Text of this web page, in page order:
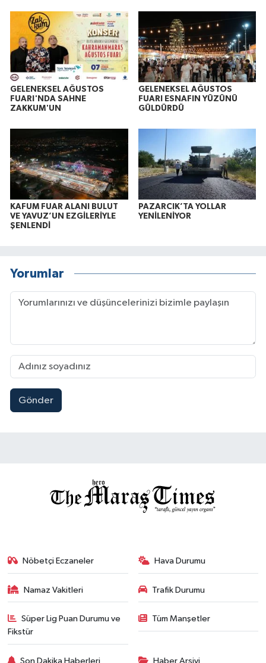
GELENEKSEL AĞUSTOS
FUARI'NDA SAHNE
ZAKKUM'UN
GELENEKSEL AĞUSTOS
FUARI ESNAFIN YÜZÜNÜ
GÜLDÜRDÜ
KAFUM FUAR ALANI BULUT
VE YAVUZ’UN EZGİLERİYLE
ŞENLENDİ
PAZARCIK’TA YOLLAR
YENİLENİYOR
Yorumlar
Gönder
Nöbetçi Eczaneler Hava Durumu
Namaz Vakitleri Trafik Durumu
Süper Lig Puan Durumu ve
Fikstür
Tüm Manşetler
Son Dakika Haberleri Haber Arşivi